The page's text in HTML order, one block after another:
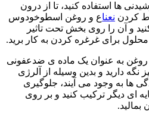
ها استفاده کنید، تا از درون
کردن نعناع و روغن اسطوخودوس
و آن را روی بخش تحت تاثیر
محلول برای غرغره کردن به کار برید.
روغن به عنوان یک ماده ی ضدعفونی
نگه دارید و بدین وسیله از آلرژی
ها به وجود می آیند، جلوگیری
ای دیگر ترکیب کنید و بر روی